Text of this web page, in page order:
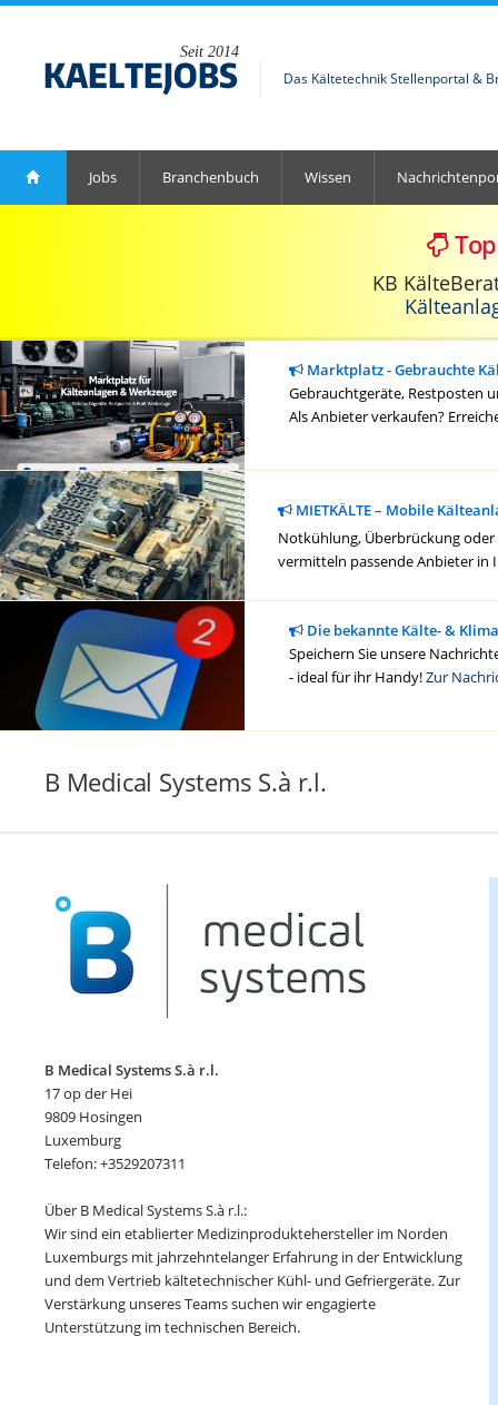
Seit 2014
Das Kältetechnik Stellenportal &
Jobs Branchenbuch Wissen
KB
Marktplatz - Gebrauchte
Gebrauchtgeräte, Restposten
Als Anbieter verkaufen?
MIETKÄLTE – Mobile
Notkühlung, Überbrückung
vermitteln passende Anbieter in
Die bekannte Kälte- &
Speichern Sie unsere
- ideal für ihr Handy!Zur
B Medical Systems S.à r.l.
B Medical Systems S.à r.l.
17 op der Hei
9809 Hosingen
Luxemburg
Telefon: +3529207311
Über B Medical Systems S.à r.l.:
Wir sind ein etablierter Medizinproduktehersteller im Norden
Luxemburgs mit jahrzehntelanger Erfahrung in der Entwicklung
und dem Vertrieb kältetechnischer Kühl- und Gefriergeräte. Zur
Verstärkung unseres Teams suchen wir engagierte
Unterstützung im technischen Bereich.